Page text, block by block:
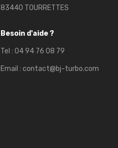
83440 TOURRETTES
Besoin d'aide ?
Tel : 04 94 76 08 79
Email : contact@bj-turbo.com